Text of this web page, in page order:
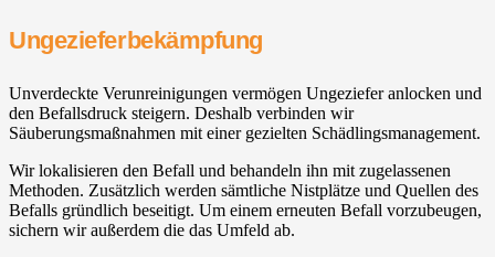
Ungezieferbekämpfung
Unverdeckte Verunreinigungen vermögen Ungeziefer anlocken und
den Befallsdruck steigern. Deshalb verbinden wir
Säuberungsmaßnahmen mit einer gezielten Schädlingsmanagement.
Wir lokalisieren den Befall und behandeln ihn mit zugelassenen
Methoden. Zusätzlich werden sämtliche Nistplätze und Quellen des
Befalls gründlich beseitigt. Um einem erneuten Befall vorzubeugen,
sichern wir außerdem die das Umfeld ab.